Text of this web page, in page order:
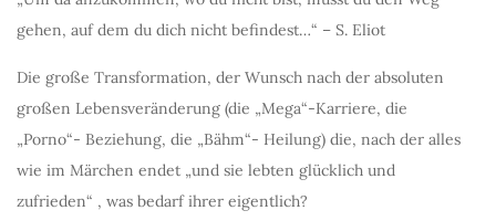
gehen, auf dem du dich nicht befindest…“ – S. Eliot
Die große Transformation, der Wunsch nach der absoluten
großen Lebensveränderung (die „Mega“-Karriere, die
„Porno“- Beziehung, die „Bähm“- Heilung) die, nach der alles
wie im Märchen endet „und sie lebten glücklich und
zufrieden“ , was bedarf ihrer eigentlich?